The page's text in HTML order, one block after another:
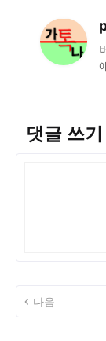
댓글 쓰기
다음